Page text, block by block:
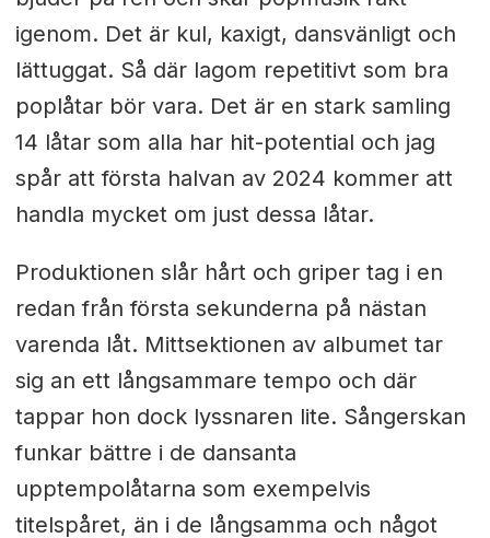
igenom. Det är kul, kaxigt, dansvänligt och
lättuggat. Så där lagom repetitivt som bra
poplåtar bör vara. Det är en stark samling
14 låtar som alla har hit-potential och jag
spår att första halvan av 2024 kommer att
handla mycket om just dessa låtar.
Produktionen slår hårt och griper tag i en
redan från första sekunderna på nästan
varenda låt. Mittsektionen av albumet tar
sig an ett långsammare tempo och där
tappar hon dock lyssnaren lite. Sångerskan
funkar bättre i de dansanta
upptempolåtarna som exempelvis
titelspåret, än i de långsamma och något